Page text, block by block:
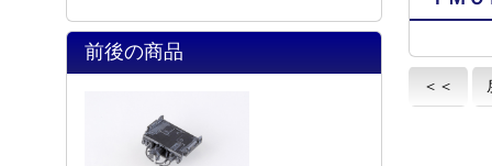
＜＜
前後の商品